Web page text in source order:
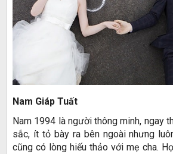
Nam Giáp Tuất
Nam 1994 là người thông minh, ngay
sắc, ít tỏ bày ra bên ngoài nhưng
cũng có lòng hiếu thảo với mẹ cha.